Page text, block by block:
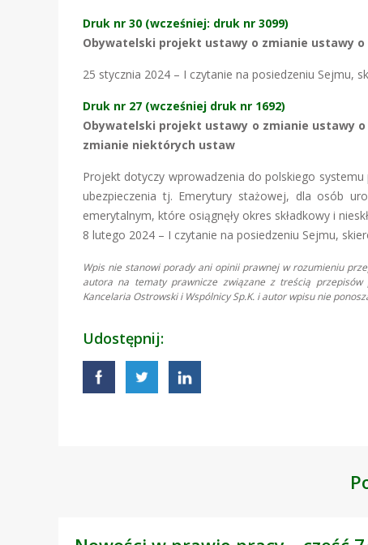
Druk nr 30 (wcześniej: druk nr 3099)
Obywatelski projekt ustawy o zmianie ustawy o
25 stycznia 2024 – I czytanie na posiedzeniu Sejmu,
Druk nr 27 (wcześniej druk nr 1692)
Obywatelski projekt ustawy o zmianie ustawy o
zmianie niektórych ustaw
Projekt dotyczy wprowadzenia do polskiego systemu
ubezpieczenia tj. Emerytury stażowej, dla osób
emerytalnym, które osiągnęły okres składkowy i
8 lutego 2024 – I czytanie na posiedzeniu Sejmu,
Wpis nie stanowi porady ani opinii prawnej w rozumieniu
autora na tematy prawnicze związane z treścią
Kancelaria Ostrowski i Wspólnicy Sp.K. i autor wpisu nie
Udostępnij: